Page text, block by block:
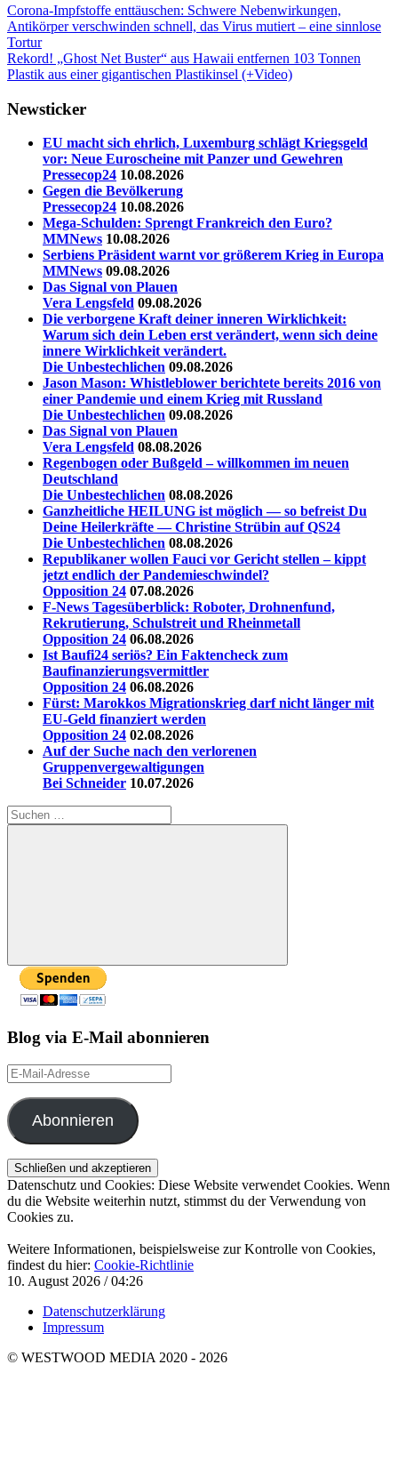
01.
AugustAlexanderplatzBerlinBrandenburger
TorDas
Ende
der
ohne
TAg
Freiheit
Beitragsnavigation
Vorheriger
Beitrag:
Corona-Impfstoffe enttäuschen: Schwere Nebenwirkungen,
Antikörper verschwinden schnell, das Virus mutiert – eine sinnlose
Tortur
Nächster
Beitrag:
Rekord! „Ghost Net Buster“ aus Hawaii entfernen 103 Tonnen
Plastik aus einer gigantischen Plastikinsel (+Video)
Newsticker
EU macht sich ehrlich, Luxemburg schlägt Kriegsgeld
vor: Neue Euroscheine mit Panzer und Gewehren
Pressecop24 10.08.2026
Gegen die Bevölkerung
Pressecop24 10.08.2026
Mega-Schulden: Sprengt Frankreich den Euro?
MMNews 10.08.2026
Serbiens Präsident warnt vor größerem Krieg in Europa
MMNews 09.08.2026
Das Signal von Plauen
Vera Lengsfeld 09.08.2026
Die verborgene Kraft deiner inneren Wirklichkeit:
Warum sich dein Leben erst verändert, wenn sich deine
innere Wirklichkeit verändert.
Die Unbestechlichen 09.08.2026
Jason Mason: Whistleblower berichtete bereits 2016 von
einer Pandemie und einem Krieg mit Russland
Die Unbestechlichen 09.08.2026
Das Signal von Plauen
Vera Lengsfeld 08.08.2026
Regenbogen oder Bußgeld – willkommen im neuen
Deutschland
Die Unbestechlichen 08.08.2026
Ganzheitliche HEILUNG ist möglich — so befreist Du
Deine Heilerkräfte — Christine Strübin auf QS24
Die Unbestechlichen 08.08.2026
Republikaner wollen Fauci vor Gericht stellen – kippt
jetzt endlich der Pandemieschwindel?
Opposition 24 07.08.2026
F-News Tagesüberblick: Roboter, Drohnenfund,
Rekrutierung, Schulstreit und Rheinmetall
Opposition 24 06.08.2026
Ist Baufi24 seriös? Ein Faktencheck zum
Baufinanzierungsvermittler
Opposition 24 06.08.2026
Fürst: Marokkos Migrationskrieg darf nicht länger mit
EU-Geld finanziert werden
Opposition 24 02.08.2026
Auf der Suche nach den verlorenen
Gruppenvergewaltigungen
Bei Schneider 10.07.2026
Suchen
nach:
Suchen
Blog via E-Mail abonnieren
E-
Mail-
Adresse
Abonnieren
Datenschutz und Cookies: Diese Website verwendet Cookies. Wenn
du die Website weiterhin nutzt, stimmst du der Verwendung von
Cookies zu.
Weitere Informationen, beispielsweise zur Kontrolle von Cookies,
findest du hier: Cookie-Richtlinie
10. August 2026 / 04:26
Datenschutzerklärung
Impressum
© WESTWOOD MEDIA 2020 - 2026